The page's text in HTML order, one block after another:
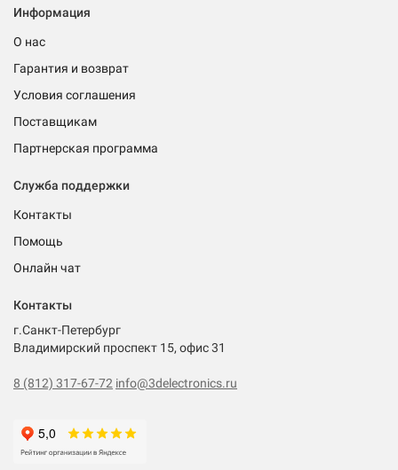
Информация
О нас
Гарантия и возврат
Условия соглашения
Поставщикам
Партнерская программа
Служба поддержки
Контакты
Помощь
Онлайн чат
Контакты
г.Санкт-Петербург
Владимирский проспект 15, офис 31
8 (812) 317-67-72 info@3delectronics.ru